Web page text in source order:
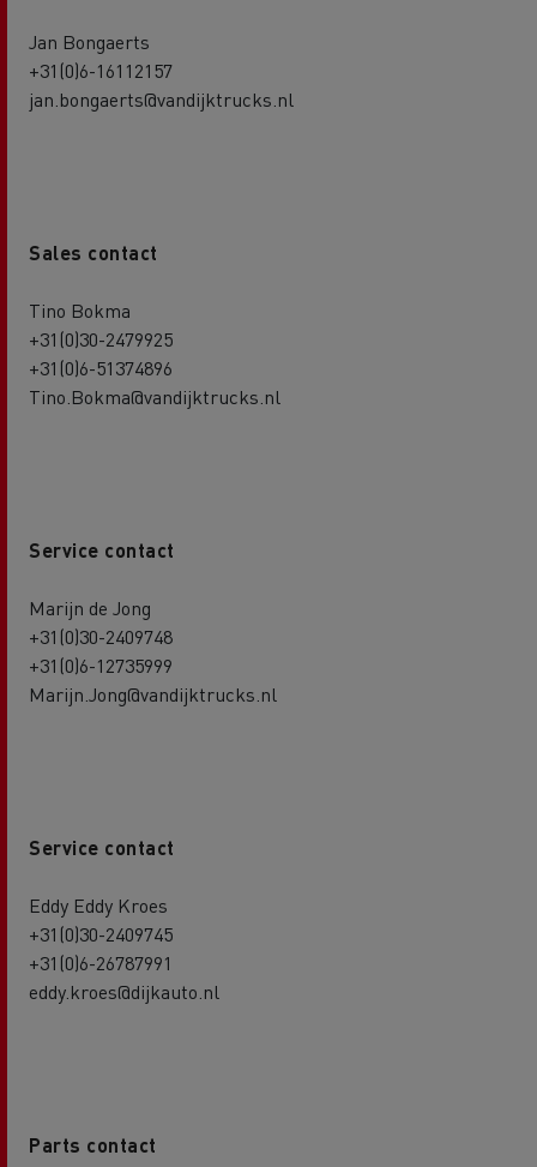
Jan Bongaerts
+31(0)6-16112157
jan.bongaerts@vandijktrucks.nl
Sales contact
Tino Bokma
+31(0)30-2479925
+31(0)6-51374896
Tino.Bokma@vandijktrucks.nl
Service contact
Marijn de Jong
+31(0)30-2409748
+31(0)6-12735999
Marijn.Jong@vandijktrucks.nl
Service contact
Eddy Eddy Kroes
+31(0)30-2409745
+31(0)6-26787991
eddy.kroes@dijkauto.nl
Parts contact